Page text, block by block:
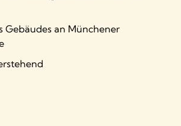
Gebäudes an Münchener